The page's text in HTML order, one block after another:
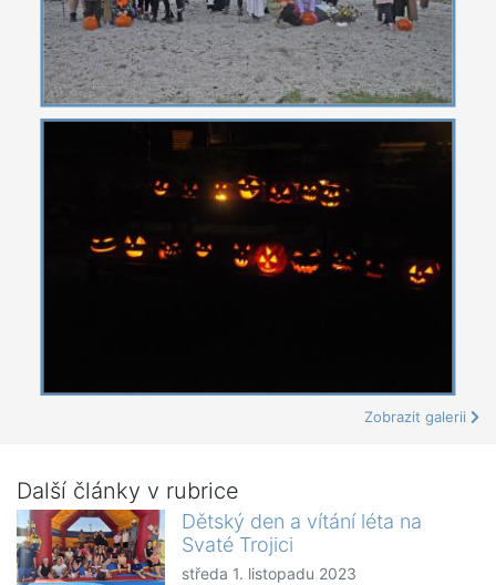
Zobrazit galerii
Další články v rubrice
Dětský den a vítání léta na
Svaté Trojici
středa 1. listopadu 2023